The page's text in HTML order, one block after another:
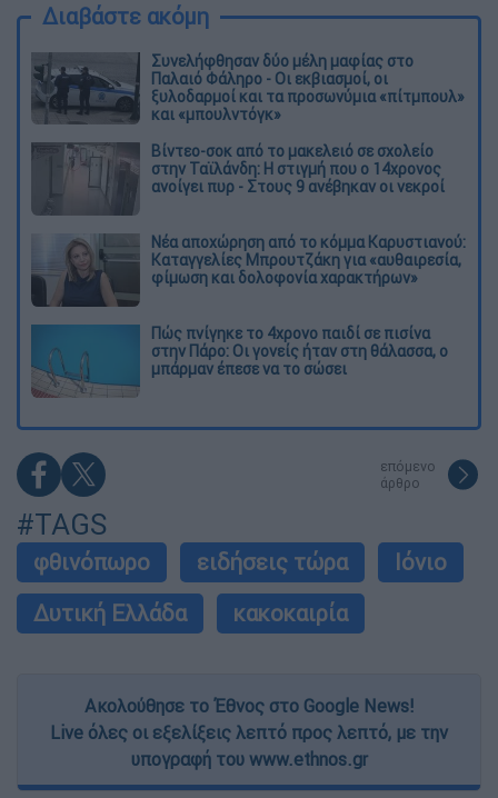
Διαβάστε ακόμη
Συνελήφθησαν δύο μέλη μαφίας στο
Παλαιό Φάληρο - Οι εκβιασμοί, οι
ξυλοδαρμοί και τα προσωνύμια «πίτμπουλ»
και «μπουλντόγκ»
Βίντεο-σοκ από το μακελειό σε σχολείο
στην Ταϊλάνδη: Η στιγμή που ο 14χρονος
ανοίγει πυρ - Στους 9 ανέβηκαν οι νεκροί
Νέα αποχώρηση από το κόμμα Καρυστιανού:
Καταγγελίες Μπρουτζάκη για «αυθαιρεσία,
φίμωση και δολοφονία χαρακτήρων»
Πώς πνίγηκε το 4χρονο παιδί σε πισίνα
στην Πάρο: Οι γονείς ήταν στη θάλασσα, ο
μπάρμαν έπεσε να το σώσει
επόμενο
άρθρο
#TAGS
φθινόπωρο ειδήσεις τώρα
Ιόνιο
Δυτική Ελλάδα
κακοκαιρία
Ακολούθησε το Έθνος στο Google News!
Live όλες οι εξελίξεις λεπτό προς λεπτό, με την
υπογραφή του www.ethnos.gr